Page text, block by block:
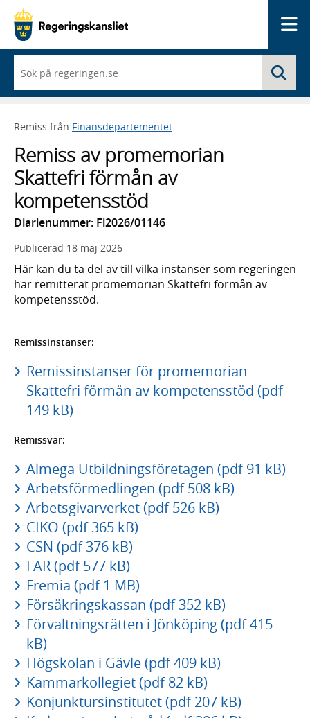
du
börjar
skriva
framträder
lista
med
sökförslag
Remiss från Finansdepartementet
Remiss av promemorian
Skattefri förmån av
kompetensstöd
Diarienummer: Fi2026/01146
Publicerad 18 maj 2026
Här kan du ta del av till vilka instanser som regeringen
har remitterat promemorian Skattefri förmån av
kompetensstöd.
Remissinstanser:
Remissinstanser för promemorian
Skattefri förmån av kompetensstöd (pdf
149 kB)
Remissvar:
Almega Utbildningsföretagen (pdf 91 kB)
Arbetsförmedlingen (pdf 508 kB)
Arbetsgivarverket (pdf 526 kB)
CIKO (pdf 365 kB)
CSN (pdf 376 kB)
FAR (pdf 577 kB)
Fremia (pdf 1 MB)
Försäkringskassan (pdf 352 kB)
Förvaltningsrätten i Jönköping (pdf 415
kB)
Högskolan i Gävle (pdf 409 kB)
Kammarkollegiet (pdf 82 kB)
Konjunktursinstitutet (pdf 207 kB)